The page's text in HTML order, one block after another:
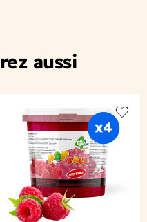
aussi
wishlist Add